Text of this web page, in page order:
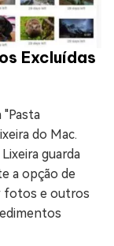
Excluídas
do Mac.
guarda
a opção de
fotos e outros